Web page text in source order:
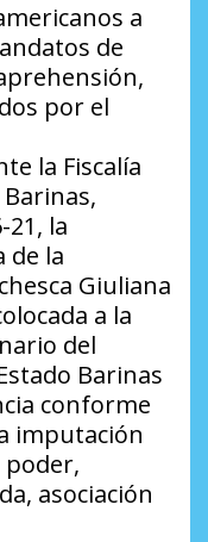
a
de
por el
la Fiscalía
21, la
de la
Giuliana
a la
del
Barinas
conforme
imputación
poder,
asociación